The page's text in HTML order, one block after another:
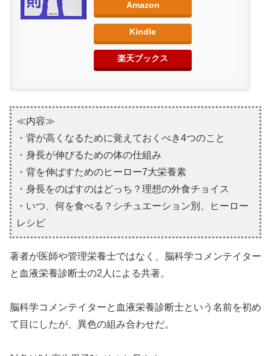
Amazon
Kindle
楽天ブックス
≪内容≫
・背が高くなるために覚えておくべき4つのこと
・身長が伸びるための体の仕組み
・背を伸ばすためのヒーロー7大栄養素
・身長をのばすのはどっち？理想の外食チョイス
・いつ、何を食べる？シチュエーション別、ヒーロー
レシピ
著者が医師や管理栄養士ではなく、脳科学コメンテイター
と血液栄養診断士の2人による共著。
脳科学コメンテイターと血液栄養診断士という名前を初め
て目にしたが、異色の組み合わせだ。